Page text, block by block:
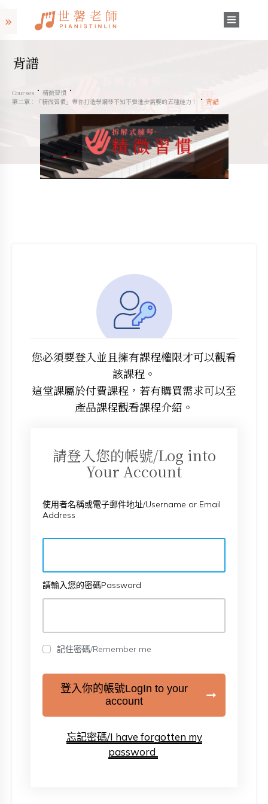
背譜
Courses
精微習慣
第二章：「精微習慣」帶你打造學鋼琴不知不覺進步需要的五種能力！
背譜
您必須要登入並且擁有課程權限才可以觀看
該課程。
這堂課屬於付費課程，若有購買需求可以至
產品課程觀看課程介紹。
請登入您的帳號/Log into
Your Account
使用者名稱或電子郵件地址/Username or Email
Address
請輸入您的密碼Password
記住密碼/Remember me
登入你的帳號LogIn to your
account
忘記密碼/I have forgotten my
password